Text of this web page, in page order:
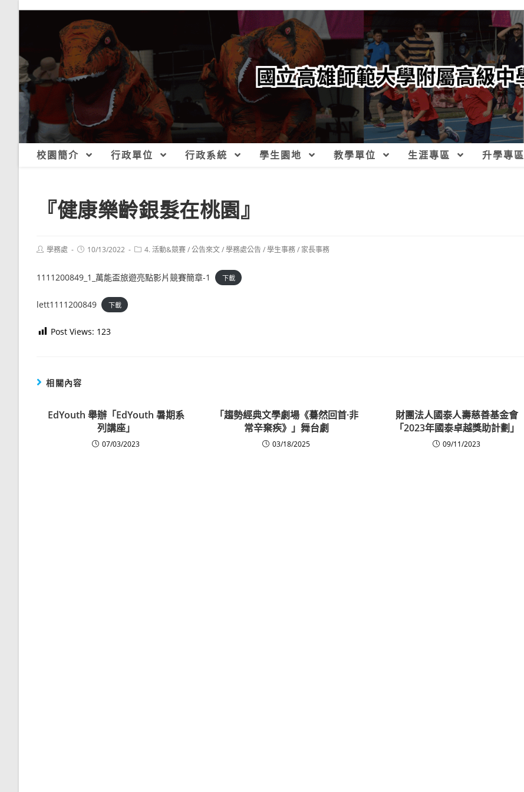
校園簡介 行政單位 行政系統 學生園地 教學單位 生涯專區 升學專區
『健康樂齡銀髮在桃園』
Post學務處
Post10/13/2022
Post4. 活動&競賽/公告來文/學務處公告/學生事務/ 家長事務
1111200849_1_萬能盃旅遊亮點影片競賽簡章-1 下載
lett1111200849 下載
Post Views: 123
相關內容
EdYouth 舉辦「EdYouth 暑期系
列講座」
07/03/2023
「趨勢經典文學劇場《驀然回首·非
常辛棄疾》」舞台劇
03/18/2025
財團法人國泰人壽慈善基金會
「2023年國泰卓越獎助計劃」
09/11/2023